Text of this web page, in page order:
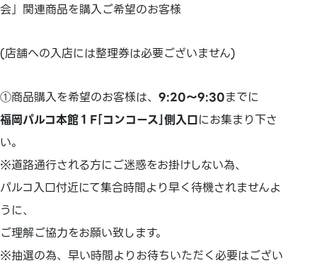
会」関連商品を購入ご希望のお客様
(店舗への入店には整理券は必要ございません)
①商品購入を希望のお客様は、 9:20～9:30までに
福岡パルコ本館１F｢コンコース｣側入口にお集まり下さ
い。
※道路通行される方にご迷惑をお掛けしない為、
パルコ入口付近にて集合時間より早く待機されませんよ
うに、
ご理解ご協力をお願い致します。
※抽選の為、早い時間よりお待ちいただく必要はござい